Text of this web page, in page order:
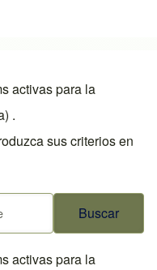
activas para la
.
sus criterios en
activas para la